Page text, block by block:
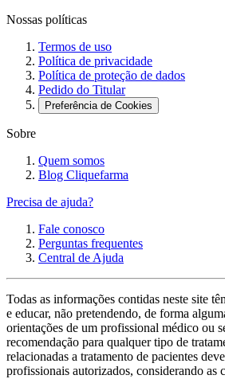
Nossas políticas
Termos de uso
Política de privacidade
Política de proteção de dados
Pedido do Titular
Preferência de Cookies
Sobre
Quem somos
Blog Cliquefarma
Precisa de ajuda?
Fale conosco
Perguntas frequentes
Central de Ajuda
Todas as informações contidas neste site
e educar, não pretendendo, de forma
orientações de um profissional médico ou
recomendação para qualquer tipo de
relacionadas a tratamento de pacientes
profissionais autorizados, considerando as